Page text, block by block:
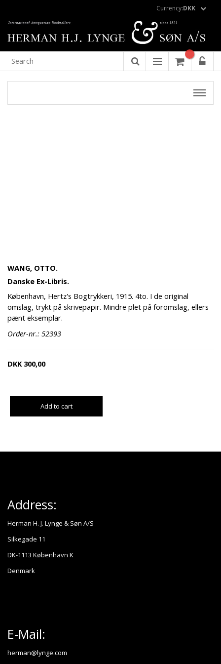
Currency:DKK
WANG, OTTO.
Danske Ex-Libris.
København, Hertz's Bogtrykkeri, 1915. 4to. I de original
omslag, trykt på skrivepapir. Mindre plet på foromslag, ellers
pænt eksemplar.
Order-nr.: 52393
DKK 300,00
Add to cart
Address:
Herman H. J. Lynge & Søn A/S
Silkegade 11
DK-1113 København K
Denmark
E-Mail:
herman@lynge.com